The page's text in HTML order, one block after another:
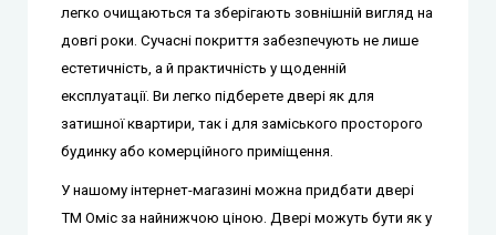
легко очищаються та зберігають зовнішній вигляд на
довгі роки. Сучасні покриття забезпечують не лише
естетичність, а й практичність у щоденній
експлуатації. Ви легко підберете двері як для
затишної квартири, так і для заміського просторого
будинку або комерційного приміщення.
У нашому інтернет-магазині можна придбати двері
ТМ Оміс за найнижчою ціною. Двері можуть бути як у